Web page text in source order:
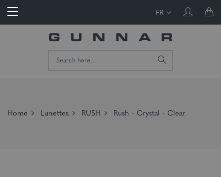
FR
Home Lunettes RUSH Rush - Crystal - Clear